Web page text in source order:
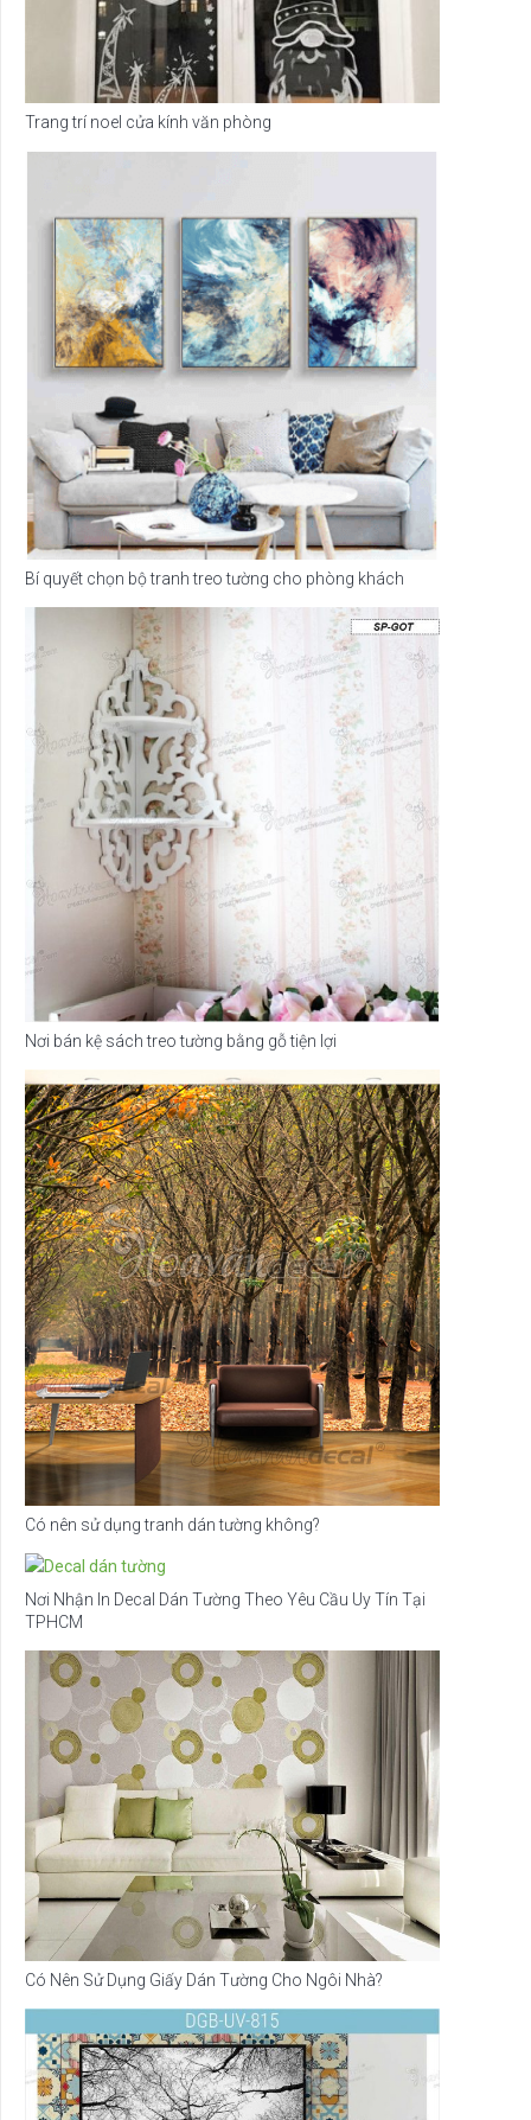
Trang trí noel cửa kính văn phòng
Bí quyết chọn bộ tranh treo tường cho phòng khách
Nơi bán kệ sách treo tường bằng gỗ tiện lợi
Có nên sử dụng tranh dán tường không?
Nơi Nhận In Decal Dán Tường Theo Yêu Cầu Uy Tín Tại
TPHCM
Có Nên Sử Dụng Giấy Dán Tường Cho Ngôi Nhà?